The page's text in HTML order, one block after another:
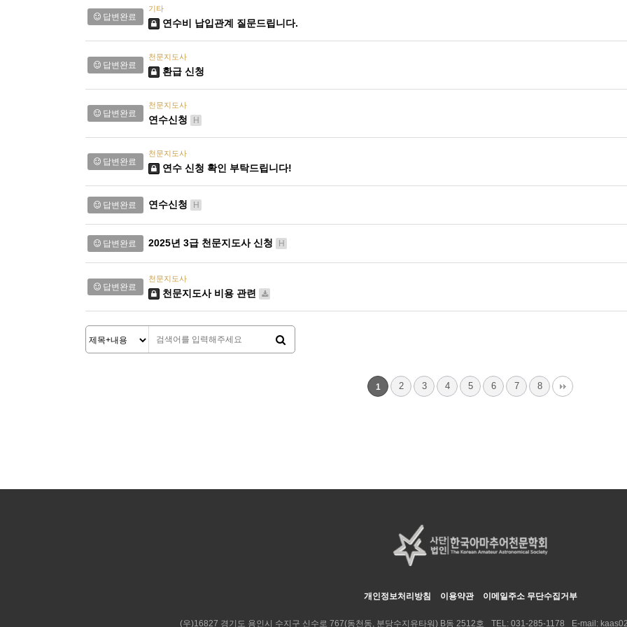
답변완료
기타
연수비 납입관계 질문드립니다.
답변완료
천문지도사
환급 신청
답변완료
천문지도사
연수신청 H
답변완료
천문지도사
연수 신청 확인 부탁드립니다!
답변완료 연수신청 H
답변완료 2025년 3급 천문지도사 신청 H
답변완료
천문지도사
천문지도사 비용 관련
1 2 3 4 5 6 7 8
개인정보처리방침 이용약관 이메일주소 무단수집거부
(우)16827 경기도 용인시 수지구 신수로 767(동천동, 분당수지유타워) B동 2512호 TEL: 031-285-1178 E-mail: